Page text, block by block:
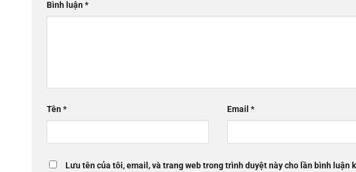
Bình luận*
Tên* Email*
Lưu tên của tôi, email, và trang web trong trình duyệt này cho lần bình luận